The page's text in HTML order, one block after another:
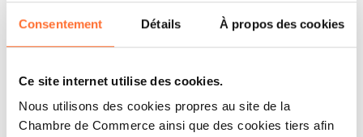
Consentement Détails À propos des cookies
Ce site internet utilise des cookies.
Nous utilisons des cookies propres au site de la
Chambre de Commerce ainsi que des cookies tiers afin